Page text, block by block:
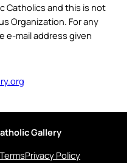
Catholics and this is not
Organization. For any
mail address given
Gallery
TermsPrivacy Policy